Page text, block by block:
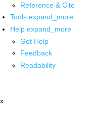
Reference & Cite
Tools expand_more
Help expand_more
Get Help
Feedback
Readability
x